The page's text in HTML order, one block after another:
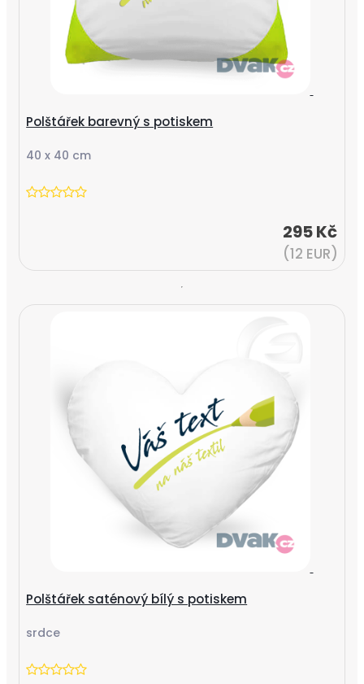
Polštářek barevný s potiskem
40 x 40 cm
295 Kč
(12 EUR)
Polštářek saténový bílý s potiskem
srdce